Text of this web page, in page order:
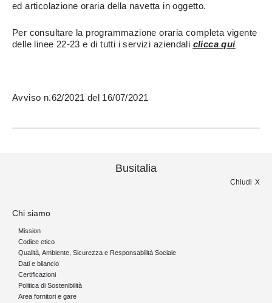
ed articolazione oraria della navetta in oggetto.
Per consultare la programmazione oraria completa vigente
delle linee 22-23 e di tutti i servizi aziendali clicca qui
Avviso n.62/2021 del 16/07/2021
Busitalia
Chiudi
Chi siamo
Mission
Codice etico
Qualità, Ambiente, Sicurezza e Responsabilità Sociale
Dati e bilancio
Certificazioni
Politica di Sostenibilità
Area fornitori e gare